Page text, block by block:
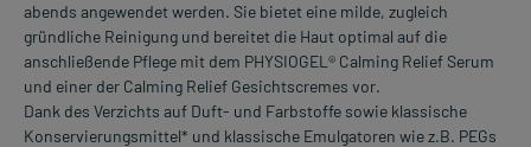
abends angewendet werden. Sie bietet eine milde, zugleich
gründliche Reinigung und bereitet die Haut optimal auf die
anschließende Pflege mit dem PHYSIOGEL® Calming Relief Serum
und einer der Calming Relief Gesichtscremes vor.
Dank des Verzichts auf Duft- und Farbstoffe sowie klassische
Konservierungsmittel* und klassische Emulgatoren wie z.B. PEGs